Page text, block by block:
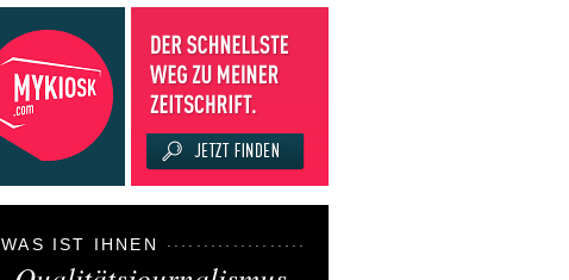
WAS IST IHNEN